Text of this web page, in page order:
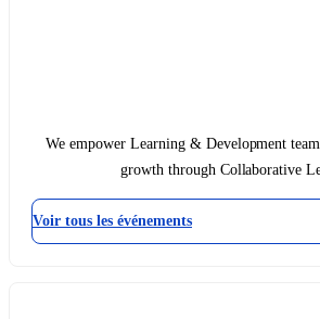
We empower Learning & Development
growth through Collaborative
Voir tous les événements